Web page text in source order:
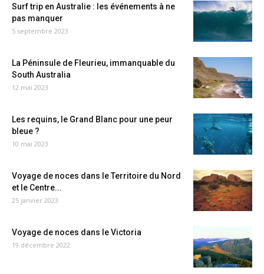
Surf trip en Australie : les événements à ne
pas manquer
5 septembre 2023
La Péninsule de Fleurieu, immanquable du
South Australia
12 mai 2023
Les requins, le Grand Blanc pour une peur
bleue ?
10 mai 2023
Voyage de noces dans le Territoire du Nord
et le Centre...
25 janvier 2023
Voyage de noces dans le Victoria
19 décembre 2022